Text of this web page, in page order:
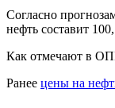
Согласно
нефть составит
Как отмечают в
Ранее цены на